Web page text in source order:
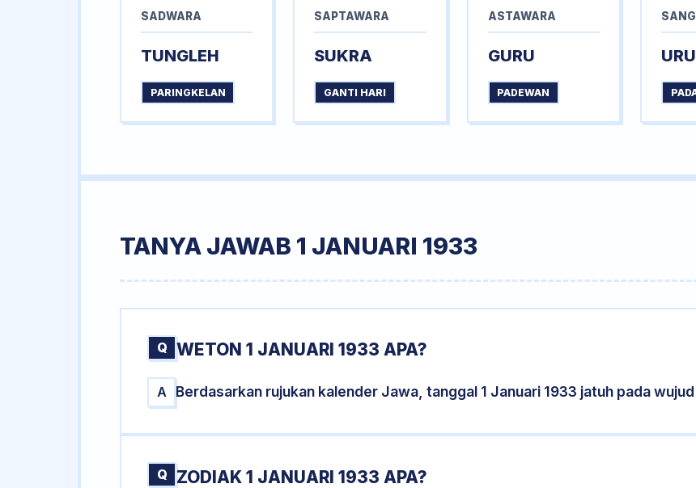
SADWARA
TUNGLEH
PARINGKELAN
SAPTAWARA
SUKRA
GANTI HARI
ASTAWARA
GURU
PADEWAN
TANYA JAWAB 1 JANUARI 1933
Q WETON 1 JANUARI 1933 APA?
A Berdasarkan rujukan kalender Jawa, tanggal 1 Januari 1933 jatuh pada
Q ZODIAK 1 JANUARI 1933 APA?